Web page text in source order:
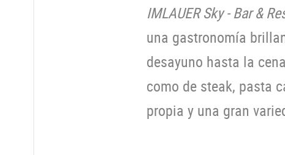
IMLAUER Sky - Bar &
una gastronomía
desayuno hasta la
como de steak, pasta
propia y una gran